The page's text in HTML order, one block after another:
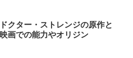
ドクター・ストレンジの原作と
映画での能力やオリジン